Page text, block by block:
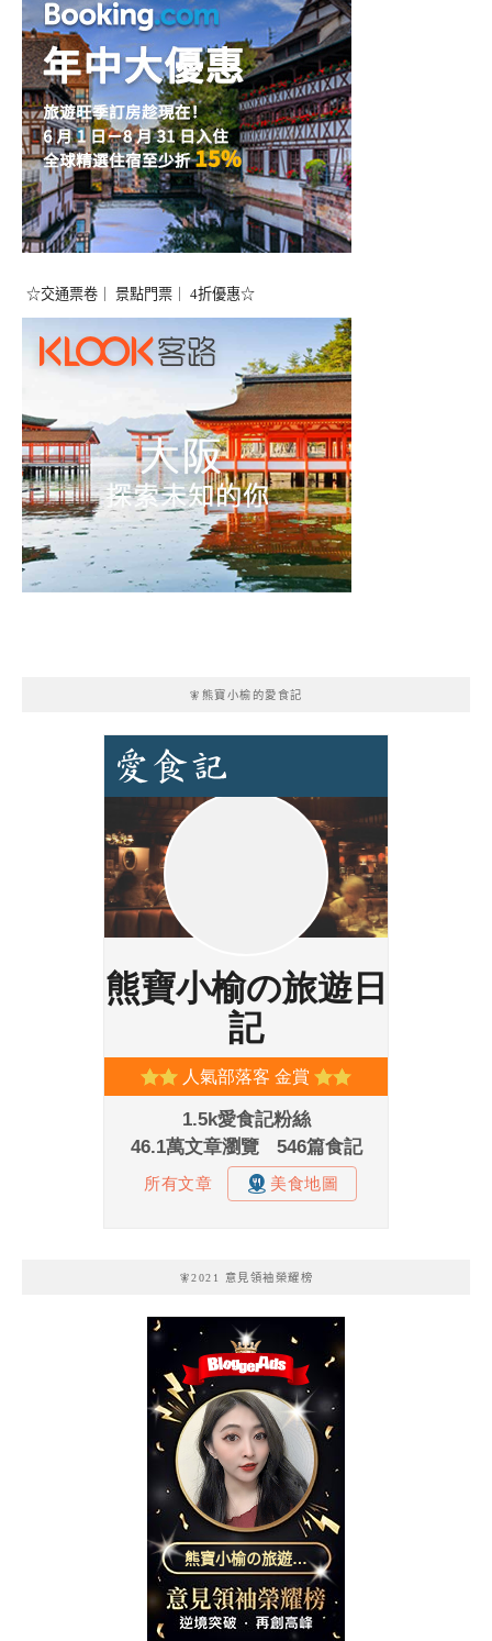
☆交通票卷｜ 景點門票｜ 4折優惠☆
🧚熊寶小榆的愛食記
🧚2021 意見領袖榮耀榜
熊寶小榆の旅遊日
記